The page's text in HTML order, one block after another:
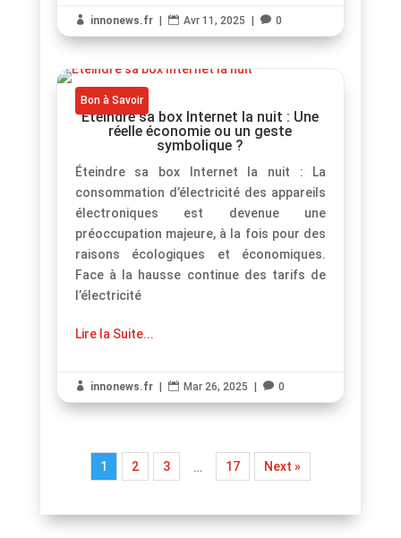
 innonews.fr  Avr 11, 2025  0
Bon à Savoir
Éteindre sa box Internet la nuit : Une
réelle économie ou un geste
symbolique ?
Éteindre sa box Internet la nuit : La
consommation d’électricité des appareils
électroniques est devenue une
préoccupation majeure, à la fois pour des
raisons écologiques et économiques.
Face à la hausse continue des tarifs de
l’électricité
Lire la Suite...
 innonews.fr  Mar 26, 2025  0
1 2 3 … 17 Next »